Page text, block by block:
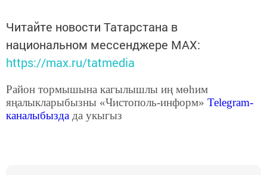
Читайте новости Татарстана в
национальном мессенджере MАХ:
https://max.ru/tatmedia
Район тормышына кагылышлы иң мөһим
яңалыкларыбызны «Чистополь-информ» Telegram-
каналыбызда да укыгыз